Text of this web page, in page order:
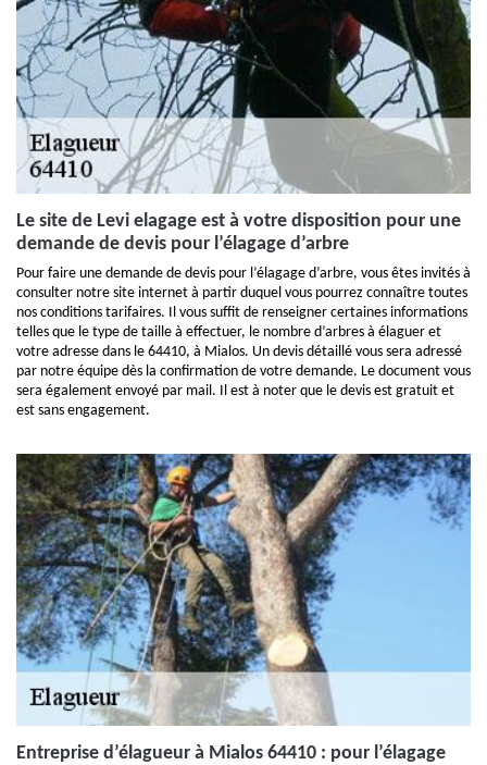
Le site de Levi elagage est à votre disposition pour une
demande de devis pour l’élagage d’arbre
Pour faire une demande de devis pour l’élagage d’arbre, vous êtes invités à
consulter notre site internet à partir duquel vous pourrez connaître toutes
nos conditions tarifaires. Il vous suffit de renseigner certaines informations
telles que le type de taille à effectuer, le nombre d’arbres à élaguer et
votre adresse dans le 64410, à Mialos. Un devis détaillé vous sera adressé
par notre équipe dès la confirmation de votre demande. Le document vous
sera également envoyé par mail. Il est à noter que le devis est gratuit et
est sans engagement.
Entreprise d’élagueur à Mialos 64410 : pour l’élagage